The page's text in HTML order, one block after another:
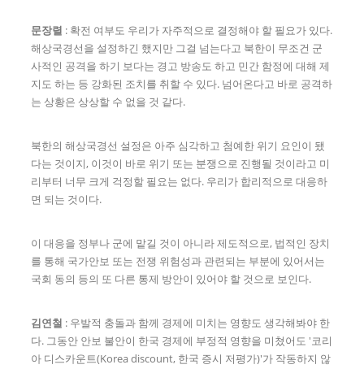
문장렬 : 확전 여부도 우리가 자주적으로 결정해야 할 필요가 있다.
해상국경선을 설정하긴 했지만 그걸 넘는다고 북한이 무조건 군
사적인 공격을 하기 보다는 경고 방송도 하고 민간 함정에 대해 제
지도 하는 등 강화된 조치를 취할 수 있다. 넘어온다고 바로 공격하
는 상황은 상상할 수 없을 것 같다.
북한의 해상국경선 설정은 아주 심각하고 첨예한 위기 요인이 됐
다는 것이지, 이것이 바로 위기 또는 분쟁으로 진행될 것이라고 미
리부터 너무 크게 걱정할 필요는 없다. 우리가 합리적으로 대응하
면 되는 것이다.
이 대응을 정부나 군에 맡길 것이 아니라 제도적으로, 법적인 장치
를 통해 국가안보 또는 전쟁 위험성과 관련되는 부분에 있어서는
국회 동의 등의 또 다른 통제 방안이 있어야 할 것으로 보인다.
김연철 : 우발적 충돌과 함께 경제에 미치는 영향도 생각해봐야 한
다. 그동안 안보 불안이 한국 경제에 부정적 영향을 미쳤어도 '코리
아 디스카운트(Korea discount, 한국 증시 저평가)'가 작동하지 않